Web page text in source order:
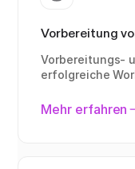
Vorbereitung
Vorbereitungs-
erfolgreiche
Mehr erfahren